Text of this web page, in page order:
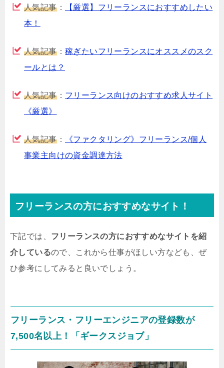
人気記事：
【厳選】フリーランスにおすすめしたい
本！
人気記事：稼ぎたいフリーランスにオススメのスク
ールとは？
人気記事： フリーランス向けのおすすめ求人サイト
《厳選》
人気記事：
《ファクタリング》フリーランス/個人
事業主向けの資金調達方法
フリーランスの方におすすめなサイト！
下記では、 フリーランスの方におすすめなサイトを紹
介しているので、これから仕事がほしい方なども、ぜ
ひ参考にしてみると良いでしょう。
フリーランス・フリーエンジニアの登録数が
7,500名以上！「ギークスジョブ」